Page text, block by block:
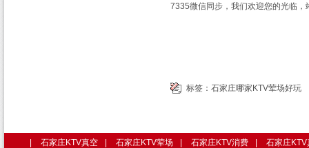
7335微信同步，我们欢迎您的光临，
标签： 石家庄哪家KTV荤场好玩
石家庄KTV真空 石家庄KTV荤场 石家庄KTV消费
石家庄